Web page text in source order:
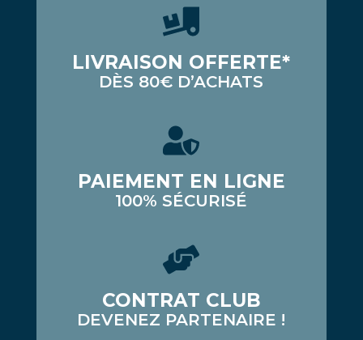
LIVRAISON OFFERTE*
DÈS 80€ D’ACHATS
PAIEMENT EN LIGNE
100% SÉCURISÉ
CONTRAT CLUB
DEVENEZ PARTENAIRE !